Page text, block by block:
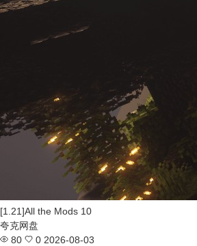
[1.21]All the Mods 10
夸克网盘
80
0 2026-08-03